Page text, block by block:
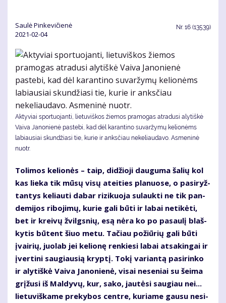
Saulė Pinkevičienė
2021-02-04
Nr. 16 (13539)
Aktyviai sportuojanti, lietuviškos žiemos pramogas atradusi alytiškė
Vaiva Janonienė pastebi, kad dėl karantino suvaržymų kelionėms
labiausiai skundžiasi tie, kurie ir anksčiau nekeliaudavo. Asmeninė
nuotr.
To­li­mos ke­lio­nės – taip, di­džio­ji dau­gu­ma ša­lių kol
kas lie­ka tik mū­sų vi­sų at­ei­ties pla­nuo­se, o pa­si­ryž­
tan­tys ke­liau­ti da­bar ri­zi­kuo­ja su­lauk­ti ne tik pan­
de­mi­jos ri­bo­ji­mų, ku­rie ga­li bū­ti ir la­bai ne­ti­kė­ti,
bet ir krei­vų žvilgs­nių, esą nė­ra ko po pa­sau­lį blaš­
ky­tis bū­tent šiuo me­tu. Ta­čiau po­žiū­rių ga­li bū­ti
įvai­rių, juo­lab jei ke­lio­nę ren­kie­si la­bai at­sa­kin­gai ir
įver­ti­ni sau­giau­sią kryp­tį. To­kį va­rian­tą pa­si­rin­ko
ir aly­tiš­kė Vai­va Ja­no­nie­nė, vi­sai ne­se­niai su šei­ma
grį­žu­si iš Mal­dy­vų, kur, sa­ko, jau­tė­si sau­giau nei...
lie­tu­viš­ka­me pre­ky­bos cen­tre, ku­ria­me gau­su ne­si­